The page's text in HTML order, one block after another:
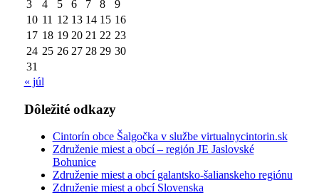
3 4 5 6 7 8
9
10 11 12 13 14 15 16
17 18 19 20 21 22 23
24 25 26 27 28 29 30
31
« júl
Dôležité odkazy
Cintorín obce Šalgočka v službe virtualnycintorin.sk
Združenie miest a obcí – región JE Jaslovské
Bohunice
Združenie miest a obcí galantsko-šalianskeho regiónu
Združenie miest a obcí Slovenska